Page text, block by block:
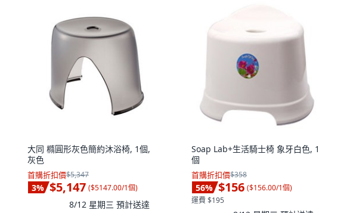
大同 橢圓形灰色簡約沐浴椅, 1個,
灰色
首購折扣價$5,347
3% $5,147 ($5147.00/1個)
8/12 星期三 預計送達
Soap Lab+生活騎士椅 象牙白色, 1
個
首購折扣價$358
56% $156 ($156.00/1個)
運費 $195